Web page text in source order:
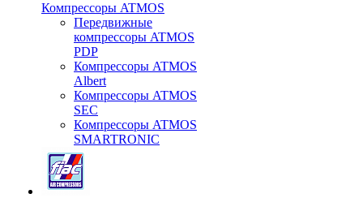
Компрессоры ATMOS
Передвижные
компрессоры ATMOS
PDP
Компрессоры ATMOS
Albert
Компрессоры ATMOS
SEC
Компрессоры ATMOS
SMARTRONIC